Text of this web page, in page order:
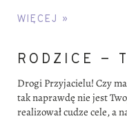
WIĘCEJ »
RODZICE –
Drogi Przyjacielu! Czy
tak naprawdę nie jest
realizował cudze cele, a